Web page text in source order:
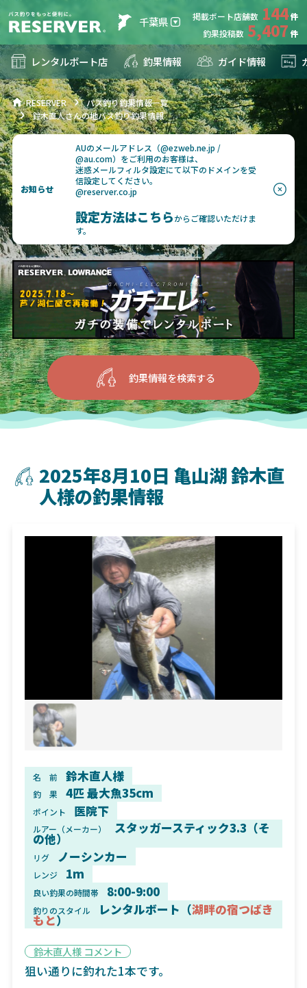
千葉県 掲載ボート店舗数 144
釣果投稿数 5,407
レンタルボート店 釣果情報 ガイド情報
RESERVER
バス釣り釣果情報一覧
鈴木直人さんの地バス釣り釣果情報
お知らせ
AUのメールアドレス（@ezweb.ne.jp /
@au.com）をご利用のお客様は、
迷惑メールフィルタ設定にて以下のドメインを受
信設定してください。
@reserver.co.jp
設定方法はこちらからご確認いただけま
す。
釣果情報を検索する
2025年8月10日 亀山湖 鈴木直
人様の釣果情報
名 前 鈴木直人様
釣 果 4匹 最大魚35cm
ポイント 医院下
ルアー（メーカー） スタッガースティック3.3（そ
の他）
リグ ノーシンカー
レンジ 1m
良い釣果の時間帯 8:00-9:00
釣りのスタイル レンタルボート（湖畔の宿つばき
もと）
鈴木直人様 コメント
狙い通りに釣れた1本です。